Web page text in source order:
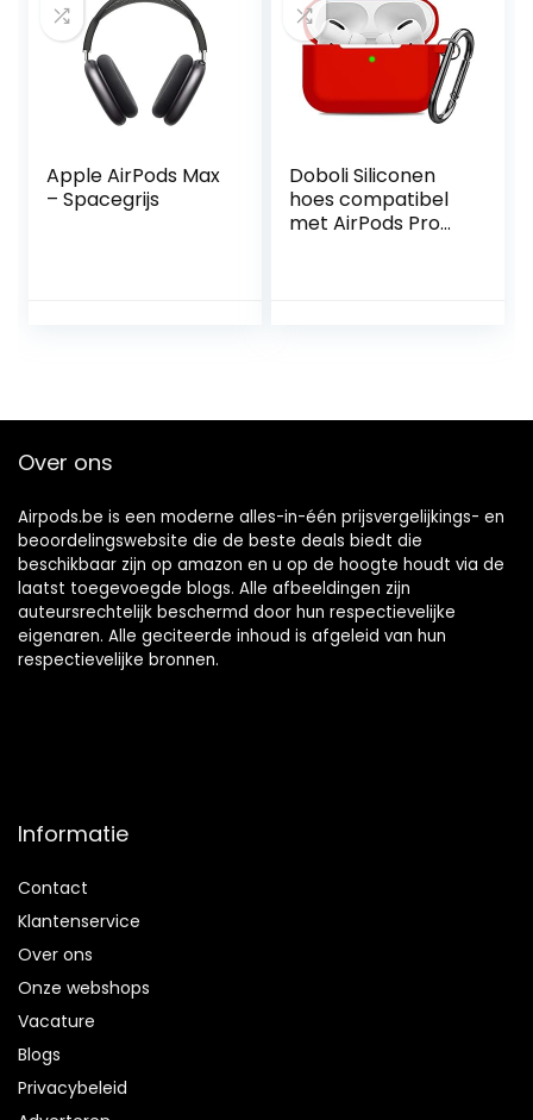
Apple AirPods Max
– Spacegrijs
Doboli Siliconen
hoes compatibel
met AirPods Pro
Over ons
Airpods.be is een moderne alles-in-één prijsvergelijkings- en
beoordelingswebsite die de beste deals biedt die
beschikbaar zijn op amazon en u op de hoogte houdt via de
laatst toegevoegde blogs. Alle afbeeldingen zijn
auteursrechtelijk beschermd door hun respectievelijke
eigenaren. Alle geciteerde inhoud is afgeleid van hun
respectievelijke bronnen.
Informatie
Contact
Klantenservice
Over ons
Onze webshops
Vacature
Blogs
Privacybeleid